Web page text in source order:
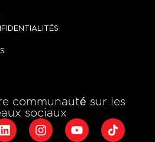
communauté sur les
sociaux